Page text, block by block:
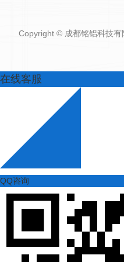
Copyright © 成都铭铝科技
在线客服
QQ咨询